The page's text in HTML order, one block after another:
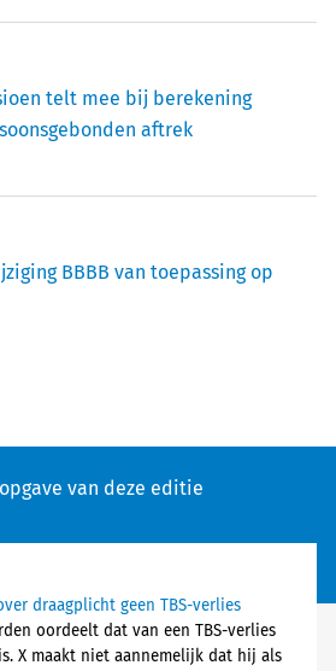
telt mee bij berekening
aftrek
BBBB van toepassing op
van deze editie
draagplicht geen TBS-verlies
oordeelt dat van een TBS-verlies
X maakt niet aannemelijk dat hij als